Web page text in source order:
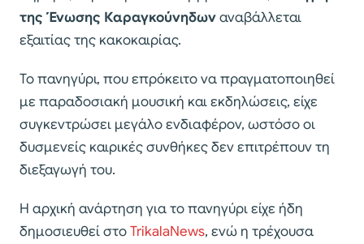
της Ένωσης Καραγκούνηδωναναβάλλεται
εξαιτίας της κακοκαιρίας.
Το πανηγύρι, που επρόκειτο να πραγματοποιηθεί
με παραδοσιακή μουσική και εκδηλώσεις, είχε
συγκεντρώσει μεγάλο ενδιαφέρον, ωστόσο οι
δυσμενείς καιρικές συνθήκες δεν επιτρέπουν τη
διεξαγωγή του.
Η αρχική ανάρτηση για το πανηγύρι είχε ήδη
δημοσιευθεί στοTrikalaNews, ενώ η τρέχουσα